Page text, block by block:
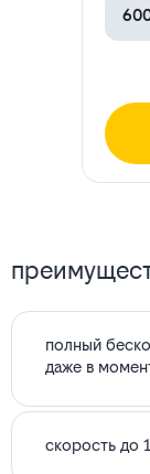
полный
даже в
скорость до